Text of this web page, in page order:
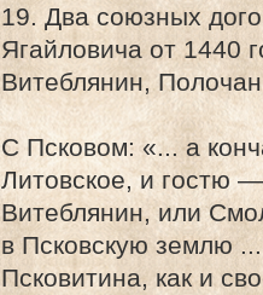
19. Два союзных
Ягайловича от 1440
Витеблянин,
С Псковом: «... а
Литовское, и гостю
Витеблянин, или
в Псковскую землю
Псковитина, как и